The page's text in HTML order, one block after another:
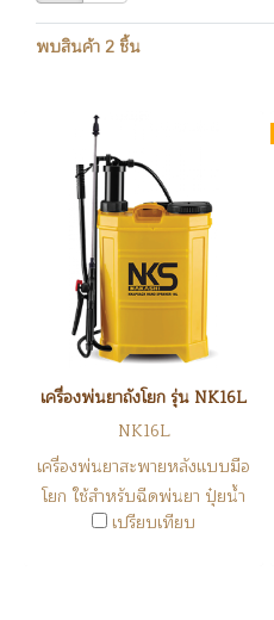
พบสินค้า 2 ชิ้น
เครื่องพ่นยาถังโยก รุ่น NK16L
NK16L
เครื่องพ่นยาสะพายหลังแบบมือ
โยก ใช้สำหรับฉีดพ่นยา ปุ๋ยน้ำ
ต่างๆ
เปรียบเทียบ